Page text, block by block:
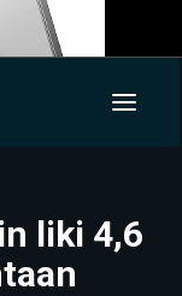
liki 4,6